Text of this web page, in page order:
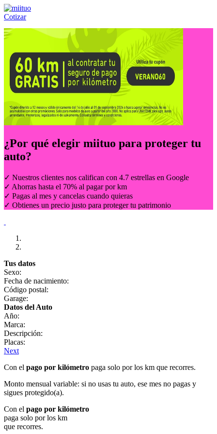
Cotizar
Llámanos al:(55) 84-21-05-00 ó
¿Por qué elegir miituo para proteger tu
auto?
✓ Nuestros clientes nos califican con 4.7 estrellas en Google
✓ Ahorras hasta el 70% al pagar por km
✓ Pagas al mes y cancelas cuando quieras
✓ Obtienes un precio justo para proteger tu patrimonio
Tus datos
Sexo:
Fecha de nacimiento:
Código postal:
Garage:
Datos del Auto
Año:
Marca:
Descripción:
Placas:
Next
Con el pago por kilómetro paga solo por los km que recorres.
Monto mensual variable: si no usas tu auto, ese mes no pagas y
sigues protegido(a).
Con el pago por kilómetro
paga solo por los km
que recorres.